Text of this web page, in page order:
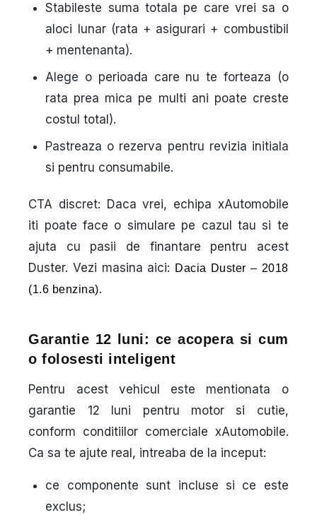
Stabileste suma totala pe care vrei sa o
aloci lunar (rata + asigurari + combustibil
+ mentenanta).
Alege o perioada care nu te forteaza (o
rata prea mica pe multi ani poate creste
costul total).
Pastreaza o rezerva pentru revizia initiala
si pentru consumabile.
CTA discret: Daca vrei, echipa xAutomobile
iti poate face o simulare pe cazul tau si te
ajuta cu pasii de finantare pentru acest
Duster. Vezi masina aici: Dacia Duster – 2018
(1.6 benzina).
Garantie 12 luni: ce acopera si cum
o folosesti inteligent
Pentru acest vehicul este mentionata o
garantie 12 luni pentru motor si cutie,
conform conditiilor comerciale xAutomobile.
Ca sa te ajute real, intreaba de la inceput:
ce componente sunt incluse si ce este
exclus;